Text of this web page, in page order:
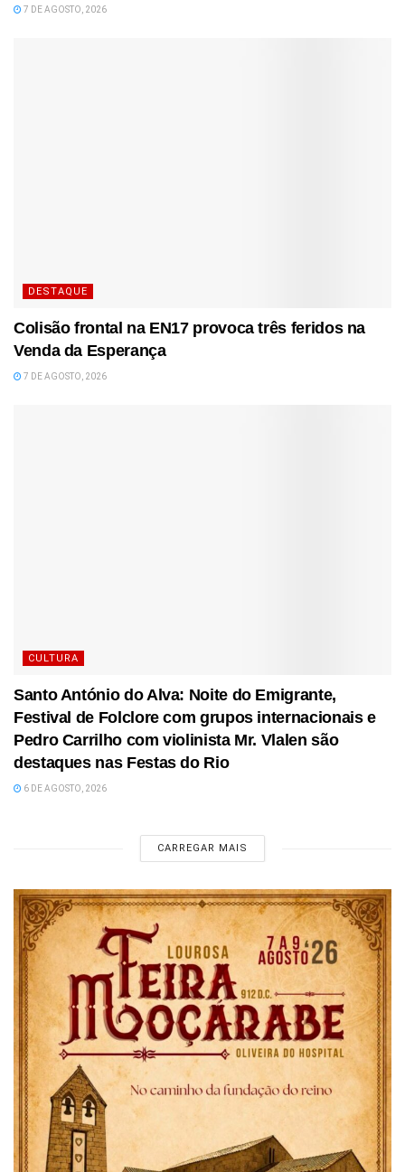
7 DE AGOSTO, 2026
DESTAQUE
Colisão frontal na EN17 provoca três feridos na
Venda da Esperança
7 DE AGOSTO, 2026
CULTURA
Santo António do Alva: Noite do Emigrante,
Festival de Folclore com grupos internacionais e
Pedro Carrilho com violinista Mr. Vlalen são
destaques nas Festas do Rio
6 DE AGOSTO, 2026
CARREGAR MAIS